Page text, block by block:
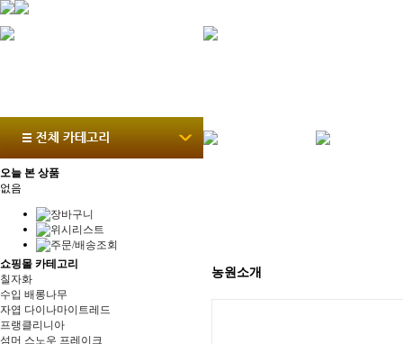
오늘 본 상품
없음
쇼핑몰 카테고리
칠자화
수입 배롱나무
자엽 다이나마이트레드
프랭클리니아
섬머 스노우 프레이크
농원소개